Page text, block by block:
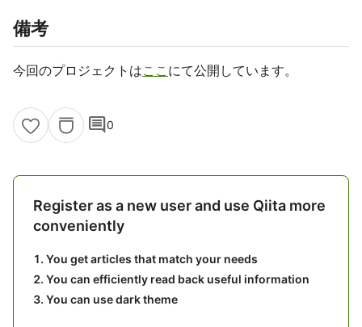
備考
今回のプロジェクトはここ にて公開しています。
comment0
Register as a new user and use Qiita more
conveniently
You get articles that match your needs
You can efficiently read back useful information
You can use dark theme